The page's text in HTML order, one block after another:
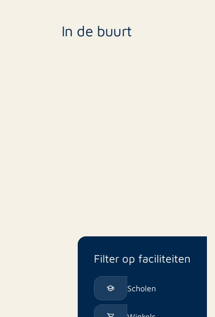
In de buurt
Filter op faciliteiten
Scholen